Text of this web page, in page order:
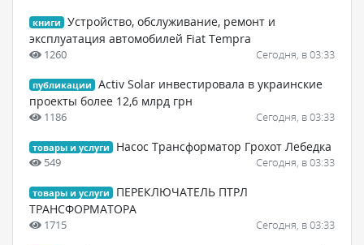
книги
Устройство, обслуживание, ремонт и
эксплуатация автомобилей Fiat Tempra
1260 Сегодня, в 03:33
публикации
Activ Solar инвестировала в украинские
проекты более 12,6 млрд грн
1186 Сегодня, в 03:33
товары и услуги Насос Трансформатор Грохот Лебедка
549 Сегодня, в 03:33
товары и услуги
ПЕРЕКЛЮЧАТЕЛЬ ПТРЛ
ТРАНСФОРМАТОРА
1715 Сегодня, в 03:33